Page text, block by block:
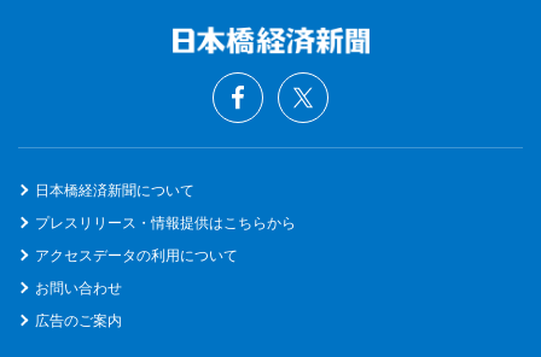
日本橋経済新聞について
プレスリリース・情報提供はこちらから
アクセスデータの利用について
お問い合わせ
広告のご案内